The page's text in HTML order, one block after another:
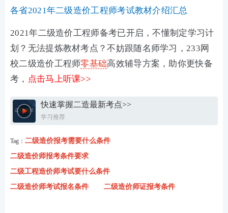
各省2021年二级造价工程师考试教材介绍汇总
2021年二级造价工程师备考已开启，不懂制定学习计
划？无法提炼教材考点？不妨跟随名师学习，233网
校二级造价工程师零基础高效辅导方案，助你更快备
考， 点击马上听课>>
快速掌握二造最新考点>>
学习推荐
Tag： 二级造价报考需要什么条件
二级造价师报考条件要求
二级工程造价师考试要什么条件
二级造价师考试报名条件
二级造价师证报考条件